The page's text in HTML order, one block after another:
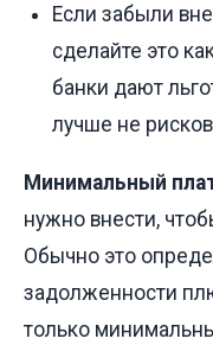
Если забыли
сделайте это
банки дают
лучше не
Минимальный
нужно внести,
Обычно это
задолженности
только